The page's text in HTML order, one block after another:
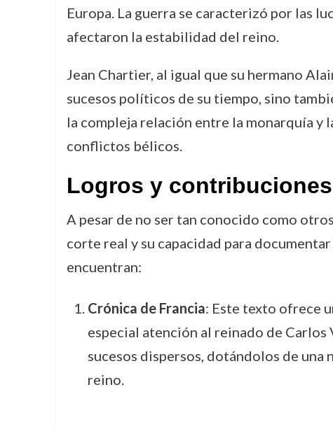
Europa. La guerra se caracterizó por las
afectaron la estabilidad del reino.
Jean Chartier, al igual que su hermano
sucesos políticos de su tiempo, sino
la compleja relación entre la monarquía y
conflictos bélicos.
Logros y contribuciones
A pesar de no ser tan conocido como
corte real y su capacidad para
encuentran:
Crónica de Francia: Este texto ofrece
especial atención al reinado de Carlos
sucesos dispersos, dotándolos de
reino.